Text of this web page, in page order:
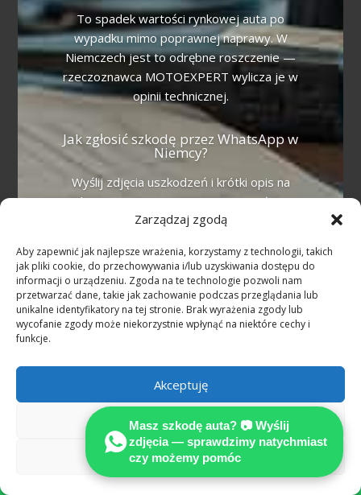
Zarządzaj zgodą
Aby zapewnić jak najlepsze wrażenia, korzystamy z technologii, takich
jak pliki cookie, do przechowywania i/lub uzyskiwania dostępu do
informacji o urządzeniu. Zgoda na te technologie pozwoli nam
przetwarzać dane, takie jak zachowanie podczas przeglądania lub
unikalne identyfikatory na tej stronie. Brak wyrażenia zgody lub
wycofanie zgody może niekorzystnie wpłynąć na niektóre cechy i
funkcje.
Akceptuję
Odmów
Zobacz preferencje
To spadek wartości rynkowej auta po
wypadku mimo poprawnej naprawy. W
Niemczech jest to odrębne roszczenie —
rzeczoznawca MOTOEXPERT wylicza je w
opinii technicznej.
Jak zgłosić szkodę przez WhatsApp w
Niemcy?
Wyślij zdjęcia uszkodzeń i krótki opis na
WhatsApp +49 160 3388333. Bezpłatna
wstępna ocena, odpowiedź po polsku.
rekomendowany Adwokat (Fachanwalt für
Verkehrsrecht).
PORADA TECHNICZNO-PRAWNA GRATIS !

Masz szkodę auta? 📷 Wyślij
zdjęcia — sprawdzimy natychmiast
czy możemy pomóc